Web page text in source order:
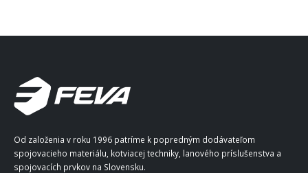
Od založenia v roku 1996 patríme k popredným dodávateľom
spojovacieho materiálu, kotviacej techniky, lanového príslušenstva a
spojovacích prvkov na Slovensku.